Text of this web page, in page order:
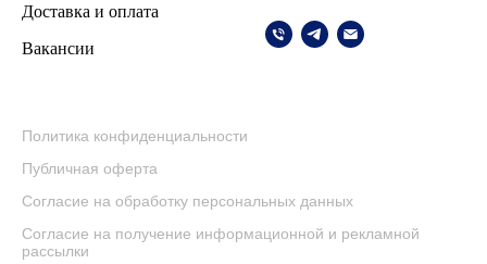
Доставка и оплата
Вакансии
Политика конфиденциальности
Публичная оферта
Согласие на обработку персональных данных
Согласие на получение информационной и рекламной
рассылки